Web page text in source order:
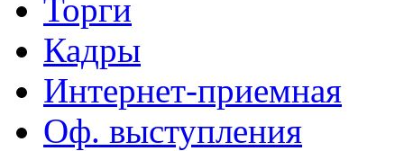
Торги
Кадры
Интернет-приемная
Оф. выступления